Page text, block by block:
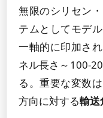
無限のシリセン
テムとしてモデ
一軸的に印加さ
ネル長さ～100-
る。重要な変数
方向に対する輸送